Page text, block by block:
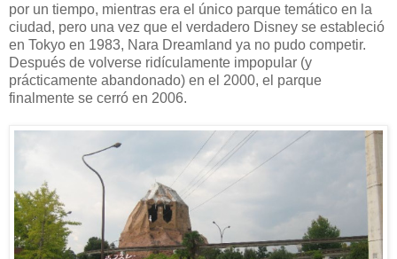
por un tiempo, mientras era el único parque temático en la
ciudad, pero una vez que el verdadero Disney se estableció
en Tokyo en 1983, Nara Dreamland ya no pudo competir.
Después de volverse ridículamente impopular (y
prácticamente abandonado) en el 2000, el parque
finalmente se cerró en 2006.